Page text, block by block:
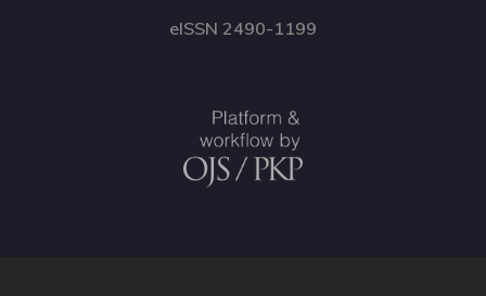
eISSN 2490-1199